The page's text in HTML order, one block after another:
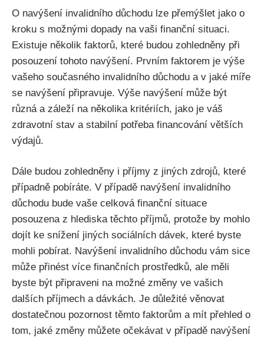
O navýšení invalidního důchodu lze přemýšlet jako o
kroku s možnými dopady na vaši finanční situaci.
Existuje několik faktorů, které budou zohledněny při
posouzení tohoto navýšení. Prvním faktorem je výše
vašeho současného invalidního důchodu a v jaké míře
se navýšení připravuje. Výše navýšení může být
různá a záleží na několika kritériích, jako je váš
zdravotní stav a stabilní potřeba financování větších
výdajů.
Dále budou zohledněny i příjmy z jiných zdrojů, které
případně pobíráte. V případě navýšení invalidního
důchodu bude vaše celková finanční situace
posouzena z hlediska těchto příjmů, protože by mohlo
dojít ke snížení jiných sociálních dávek, které byste
mohli pobírat. Navýšení invalidního důchodu vám sice
může přinést více finančních prostředků, ale měli
byste být připraveni na možné změny ve vašich
dalších příjmech a dávkách. Je důležité věnovat
dostatečnou pozornost těmto faktorům a mít přehled o
tom, jaké změny můžete očekávat v případě navýšení